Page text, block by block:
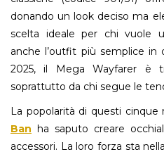
donando un look deciso ma
scelta ideale per chi vuole
anche l’outfit più semplice in
2025, il Mega Wayfarer è
soprattutto da chi segue le
La popolarità di questi cinque
Ban ha saputo creare
accessori. La loro forza sta